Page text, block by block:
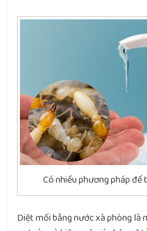
Có nhiều phương pháp
Diệt mối bằng nước xà phòng là